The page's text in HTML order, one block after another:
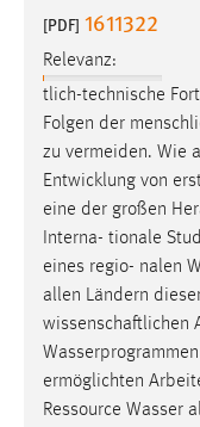
[PDF] 1611322
Relevanz:
tlich-technische
Folgen der
zu vermeiden. Wie
Entwicklung von
eine der großen
Interna- tionale
eines regio- nalen
allen Ländern
wissenschaftlichen
ermöglichten
Ressource Wasser
EXTERNE
Plattformen
externen
YouTube
Vimeo